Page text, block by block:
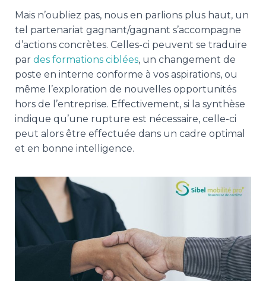
Mais n’oubliez pas, nous en parlions plus haut, un
tel partenariat gagnant/gagnant s’accompagne
d’actions concrètes. Celles-ci peuvent se traduire
par des formations ciblées, un changement de
poste en interne conforme à vos aspirations, ou
même l’exploration de nouvelles opportunités
hors de l’entreprise. Effectivement, si la synthèse
indique qu’une rupture est nécessaire, celle-ci
peut alors être effectuée dans un cadre optimal
et en bonne intelligence.